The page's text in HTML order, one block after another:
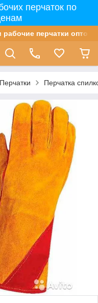
перчаток по
перчатки оптом
Перчатки Перчатка